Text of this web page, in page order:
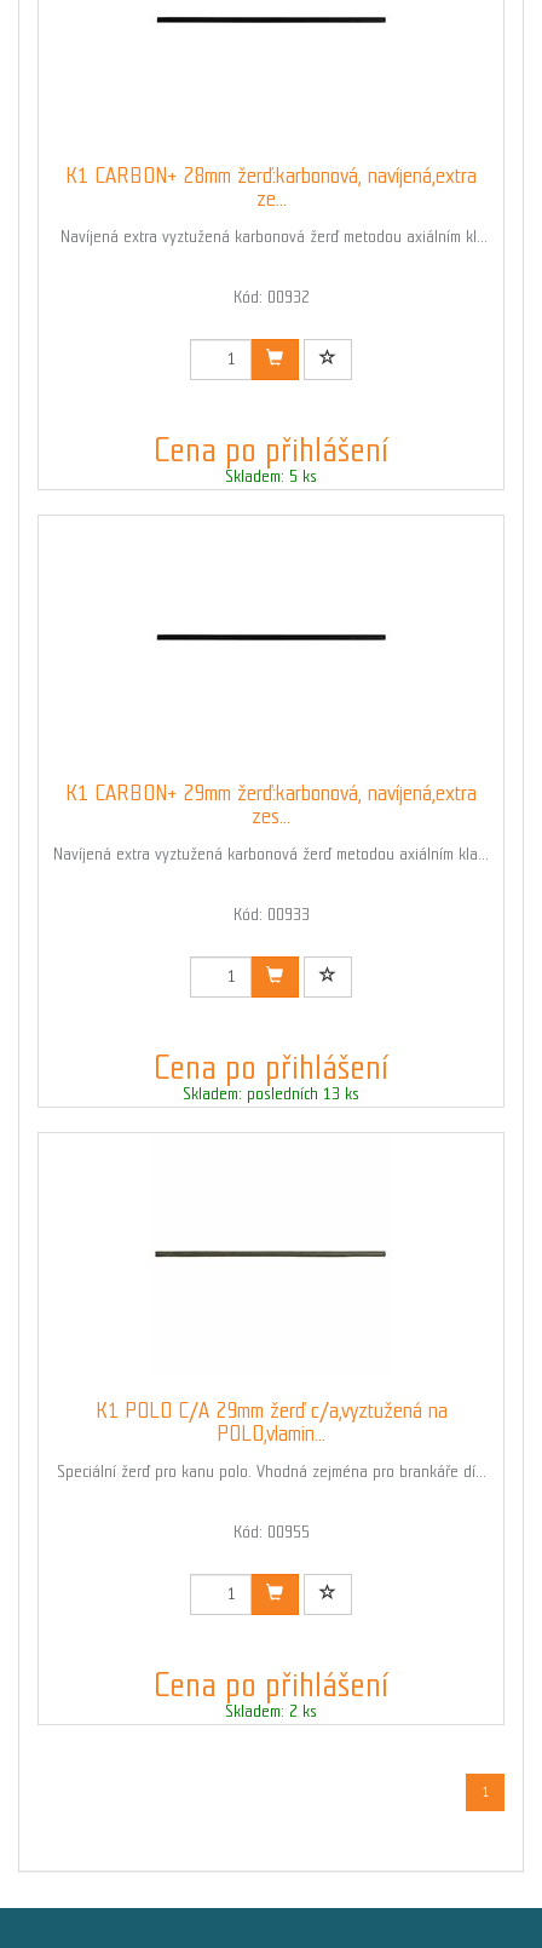
K1 CARBON+ 28mm žerď:karbonová, navíjená,extra
ze...
Navíjená extra vyztužená karbonová žerď metodou axiálním kl...
Kód: 00932
Cena po přihlášení
Skladem: 5 ks
K1 CARBON+ 29mm žerď:karbonová, navíjená,extra
zes...
Navíjená extra vyztužená karbonová žerď metodou axiálním kla...
Kód: 00933
Cena po přihlášení
Skladem: posledních 13 ks
K1 POLO C/A 29mm žerď c/a,vyztužená na
POLO,vlamin...
Speciální žerď pro kanu polo. Vhodná zejména pro brankáře dí...
Kód: 00955
Cena po přihlášení
Skladem: 2 ks
1